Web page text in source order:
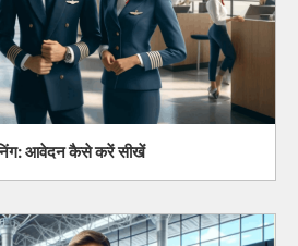
आवेदन कैसे करें सीखें